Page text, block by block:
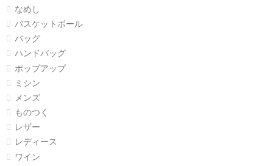
なめし
バスケットボール
バッグ
ハンドバッグ
ポップアップ
ミシン
メンズ
ものつく
レザー
レディース
ワイン